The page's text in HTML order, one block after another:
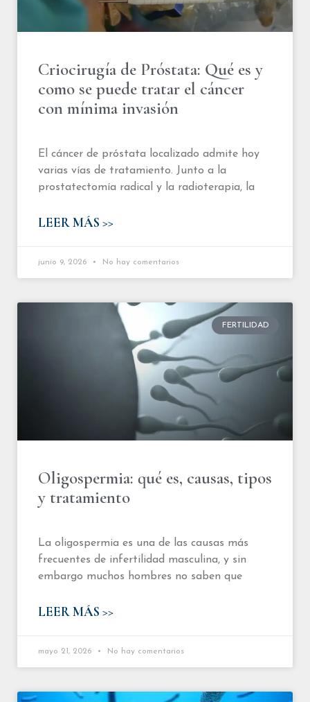
Criocirugía de Próstata: Qué es y
como se puede tratar el cáncer
con mínima invasión
El cáncer de próstata localizado admite hoy
varias vías de tratamiento. Junto a la
prostatectomía radical y la radioterapia, la
LEER MÁS >>
junio 9, 2026 No hay comentarios
FERTILIDAD
Oligospermia: qué es, causas, tipos
y tratamiento
La oligospermia es una de las causas más
frecuentes de infertilidad masculina, y sin
embargo muchos hombres no saben que
LEER MÁS >>
mayo 21, 2026 No hay comentarios